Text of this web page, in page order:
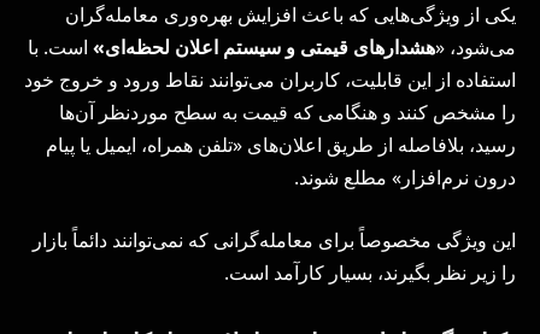
یکی از ویژگی‌هایی که باعث افزایش بهره‌وری معامله‌گران
می‌شود، «هشدارهای قیمتی و سیستم اعلان لحظه‌ای» است. با
استفاده از این قابلیت، کاربران می‌توانند نقاط ورود و خروج خود
را مشخص کنند و هنگامی که قیمت به سطح موردنظر آن‌ها
رسید، بلافاصله از طریق اعلان‌های «تلفن همراه، ایمیل یا پیام
درون نرم‌افزار» مطلع شوند.
این ویژگی مخصوصاً برای معامله‌گرانی که نمی‌توانند دائماً بازار
را زیر نظر بگیرند، بسیار کارآمد است.